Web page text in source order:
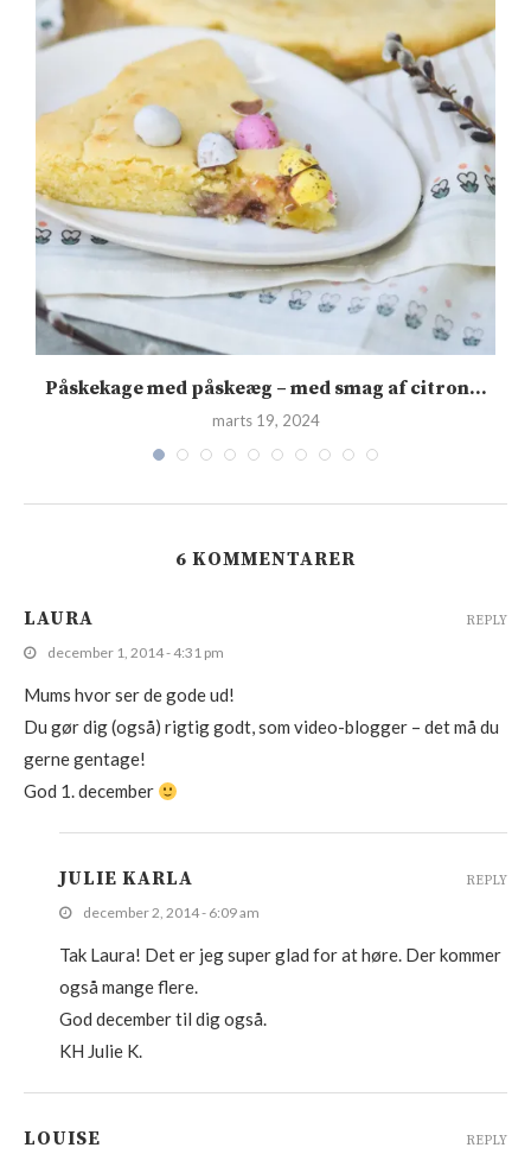
Påskekage med påskeæg – med smag af citron...
marts 19, 2024
6 KOMMENTARER
LAURA
december 1, 2014 - 4:31 pm
Mums hvor ser de gode ud!
Du gør dig (også) rigtig godt, som video-blogger – det må du
gerne gentage!
God 1. december
REPLY
JULIE KARLA
december 2, 2014 - 6:09 am
Tak Laura! Det er jeg super glad for at høre. Der kommer
også mange flere.
God december til dig også.
KH Julie K.
REPLY
LOUISE REPLY